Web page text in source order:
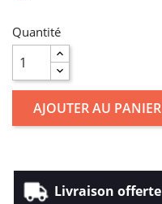
Quantité
AJOUTER AU PANIER
Livraison offerte